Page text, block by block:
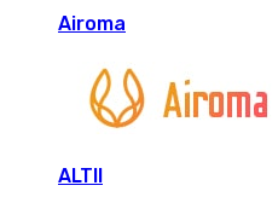
Airoma
ALTII